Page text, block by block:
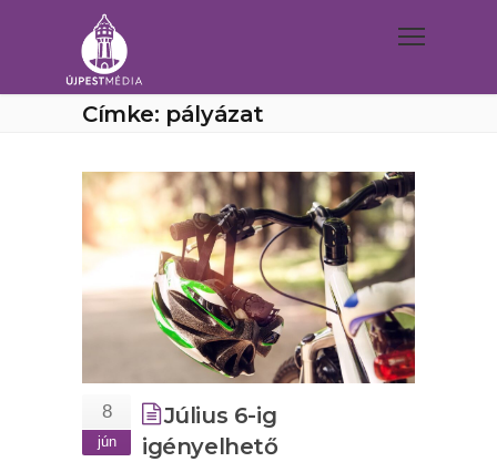
Címke: pályázat
8
jún
Július 6-ig
igényelhető